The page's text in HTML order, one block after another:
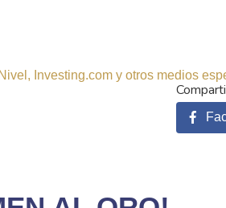
Investing.com y otros medios